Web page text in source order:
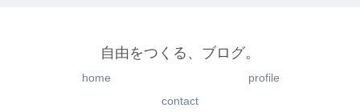
自由をつくる、ブログ。
home
profile
contact